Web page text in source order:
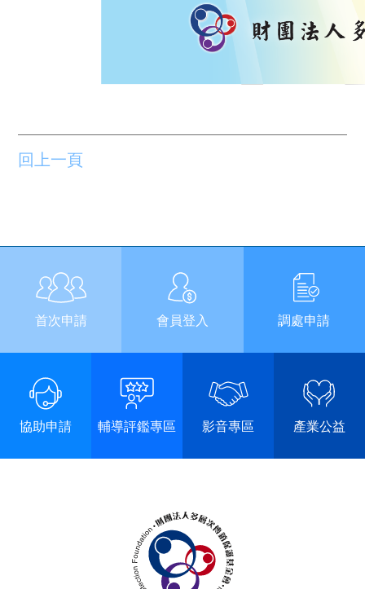
回上一頁
首次申請 會員登入 調處申請
協助申請 輔導評鑑專區 影音專區 產業公益